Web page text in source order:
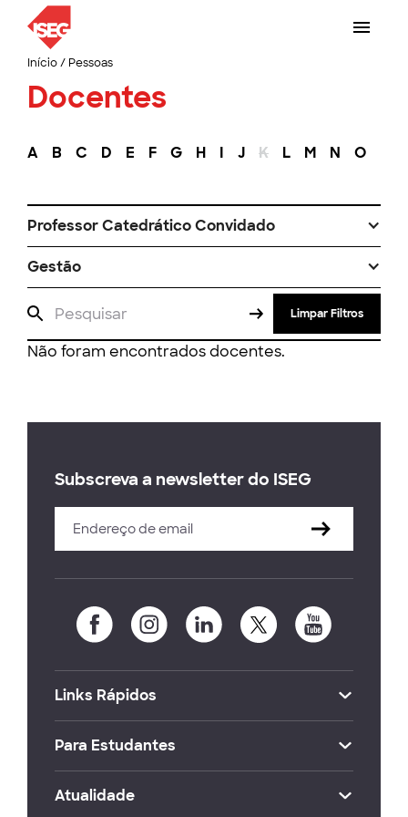
Início/ Pessoas
Docentes
A B C D E F G H I J K L M N O
Professor Catedrático Convidado
Gestão
Limpar Filtros
Não foram encontrados docentes.
Subscreva a newsletter do ISEG
Links Rápidos
Para Estudantes
Atualidade